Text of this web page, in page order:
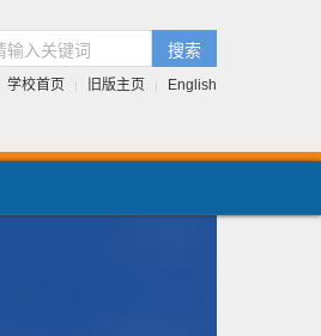
搜索
学校首页 | 旧版主页 | English